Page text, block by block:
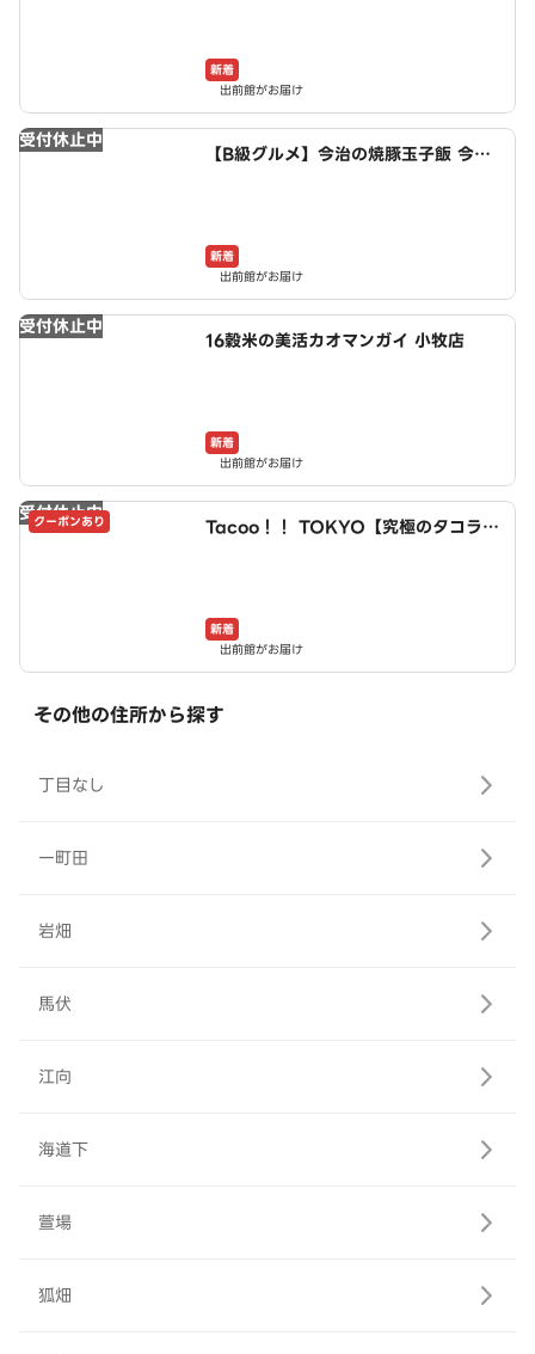
新着
出前館がお届け
受付休止中
【B級グルメ】今治の焼豚玉子飯 今治
新着
出前館がお届け
受付休止中
16穀米の美活カオマンガイ 小牧店
新着
出前館がお届け
受付休止中
クーポンあり
Tacoo！！ TOKYO【究極のタコライ
新着
出前館がお届け
その他の住所から探す
丁目なし
一町田
岩畑
馬伏
江向
海道下
萱場
狐畑